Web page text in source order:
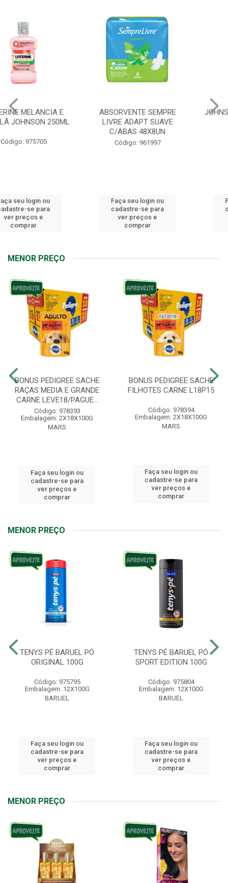
ABSORVENTE SEMPRE
LIVRE ADAPT SUAVE
Código: 961997
Faça seu login ou
cadastre-se para
ver preços e
JOHNSON BABY SABONETE
REGULAR 80G
Código: 90408
Faça seu login ou
cadastre-se para
ver preços e
MENOR PREÇO
BONUS PEDIGREE SACHE
RAÇAS MEDIA E GRANDE
CARNE LEVE18/PAGUE...
Código: 978393
Embalagem: 2X18X100G
MARS
Faça seu login ou
cadastre-se para
ver preços e
comprar
BONUS PEDIGREE SACHE
FILHOTES CARNE L18P15
Código: 978394
Embalagem: 2X18X100G
MARS
Faça seu login ou
cadastre-se para
ver preços e
comprar
MENOR PREÇO
TENYS PÉ BARUEL PÓ
ORIGINAL 100G
Código: 975795
Embalagem: 12X100G
BARUEL
Faça seu login ou
cadastre-se para
ver preços e
comprar
TENYS PÉ BARUEL PÓ
SPORT EDITION 100G
Código: 975804
Embalagem: 12X100G
BARUEL
Faça seu login ou
cadastre-se para
ver preços e
comprar
MENOR PREÇO